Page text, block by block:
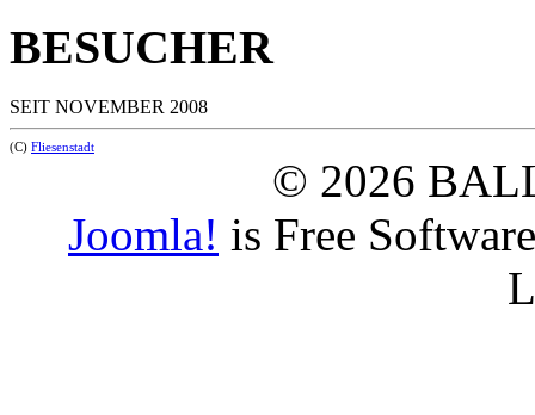
BESUCHER
SEIT NOVEMBER 2008
(C) Fliesenstadt
© 2026
Joomla! is Free